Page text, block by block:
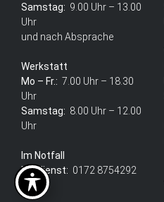
Samstag: 9.00 Uhr – 13.00
Uhr
und nach Absprache
Werkstatt
Mo – Fr.: 7.00 Uhr – 18.30
Uhr
Samstag: 8.00 Uhr – 12.00
Uhr
Im Notfall
Notdienst: 0172 8754292